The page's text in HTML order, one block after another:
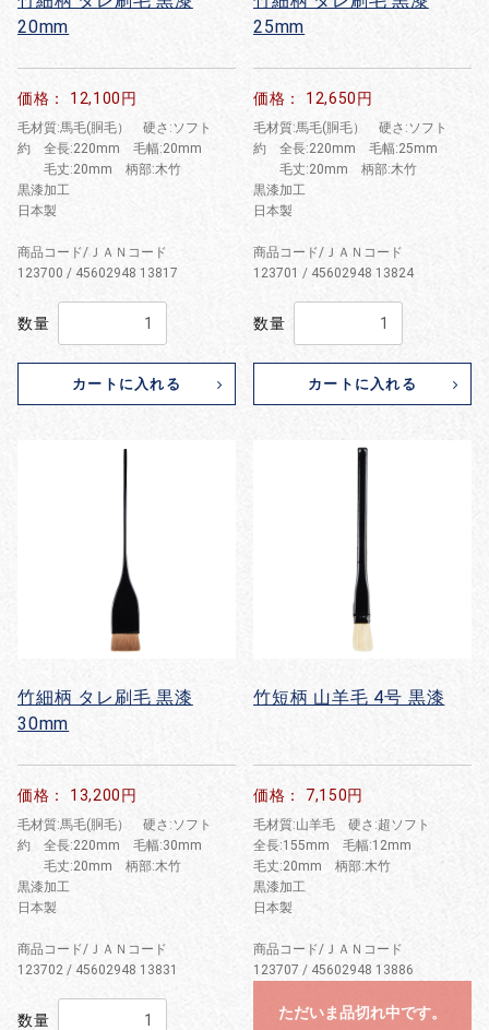
20mm
価格： 12,100円
毛材質:馬毛(胴毛） 硬さ:ソフト
約 全長:220mm 毛幅:20mm
毛丈:20mm 柄部:木竹
黒漆加工
日本製
商品コード/ＪＡＮコード
123700 / 45602948 13817
数量
カートに入れる
25mm
価格： 12,650円
毛材質:馬毛(胴毛） 硬さ:ソフト
約 全長:220mm 毛幅:25mm
毛丈:20mm 柄部:木竹
黒漆加工
日本製
商品コード/ＪＡＮコード
123701 / 45602948 13824
数量
カートに入れる
竹細柄 タレ刷毛 黒漆
30mm
価格： 13,200円
毛材質:馬毛(胴毛） 硬さ:ソフト
約 全長:220mm 毛幅:30mm
毛丈:20mm 柄部:木竹
黒漆加工
日本製
商品コード/ＪＡＮコード
123702 / 45602948 13831
数量
竹短柄 山羊毛 4号 黒漆
価格： 7,150円
毛材質:山羊毛 硬さ:超ソフト
全長:155mm 毛幅:12mm
毛丈:20mm 柄部:木竹
黒漆加工
日本製
商品コード/ＪＡＮコード
123707 / 45602948 13886
ただいま品切れ中です。